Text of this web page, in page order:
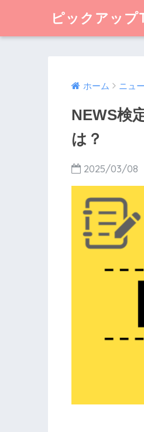
ピックアップ
ホーム ニュ
NEWS検
は？
2025/03/08